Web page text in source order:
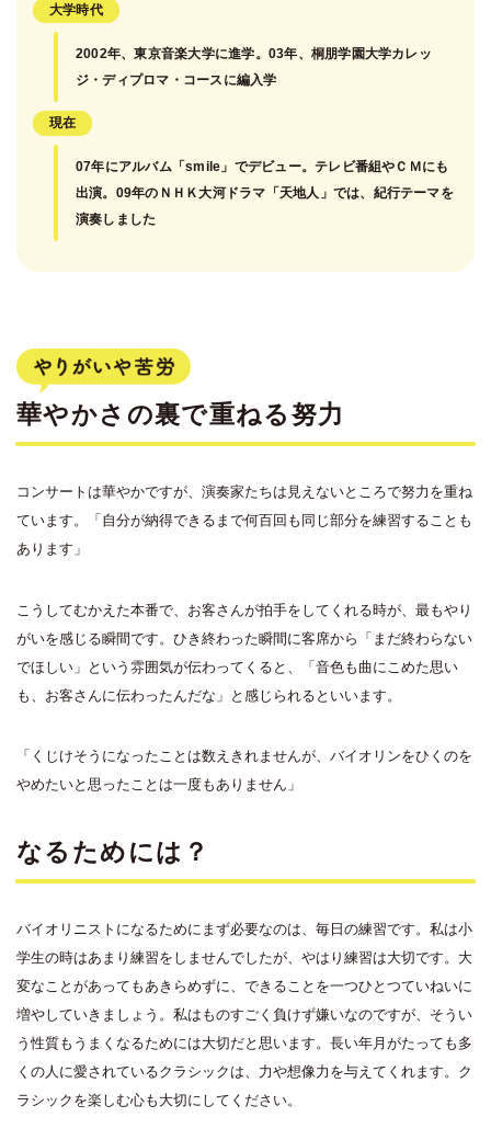
大学時代
2002年、東京音楽大学に進学。03年、桐朋学園大学カレッ
ジ・ディプロマ・コースに編入学
現在
07年にアルバム「smile」でデビュー。テレビ番組やＣＭにも
出演。09年のＮＨＫ大河ドラマ「天地人」では、紀行テーマを
演奏しました
華やかさの裏で重ねる努力
コンサートは華やかですが、演奏家たちは見えないところで努力を重ね
ています。「自分が納得できるまで何百回も同じ部分を練習することも
あります」
こうしてむかえた本番で、お客さんが拍手をしてくれる時が、最もやり
がいを感じる瞬間です。ひき終わった瞬間に客席から「まだ終わらない
でほしい」という雰囲気が伝わってくると、「音色も曲にこめた思い
も、お客さんに伝わったんだな」と感じられるといいます。
「くじけそうになったことは数えきれませんが、バイオリンをひくのを
やめたいと思ったことは一度もありません」
なるためには？
バイオリニストになるためにまず必要なのは、毎日の練習です。私は小
学生の時はあまり練習をしませんでしたが、やはり練習は大切です。大
変なことがあってもあきらめずに、できることを一つひとつていねいに
増やしていきましょう。私はものすごく負けず嫌いなのですが、そうい
う性質もうまくなるためには大切だと思います。長い年月がたっても多
くの人に愛されているクラシックは、力や想像力を与えてくれます。ク
ラシックを楽しむ心も大切にしてください。